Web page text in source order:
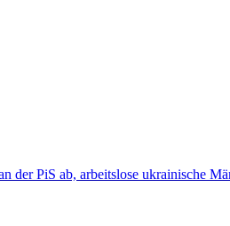
der PiS ab, arbeitslose ukrainische